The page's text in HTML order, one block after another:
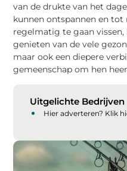
van de drukte van het
kunnen ontspannen en
regelmatig te gaan
genieten van de vele
maar ook een diepere
gemeenschap om hen
Uitgelichte Bedrijven
Hier adverteren? Klik